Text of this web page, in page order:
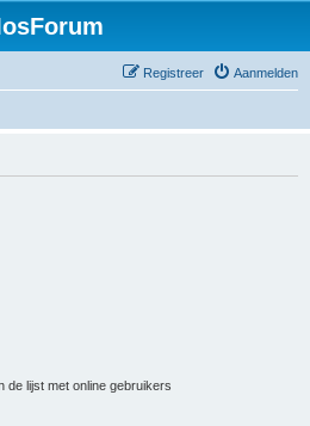
Aanmelden
Registreer
de lijst met online gebruikers